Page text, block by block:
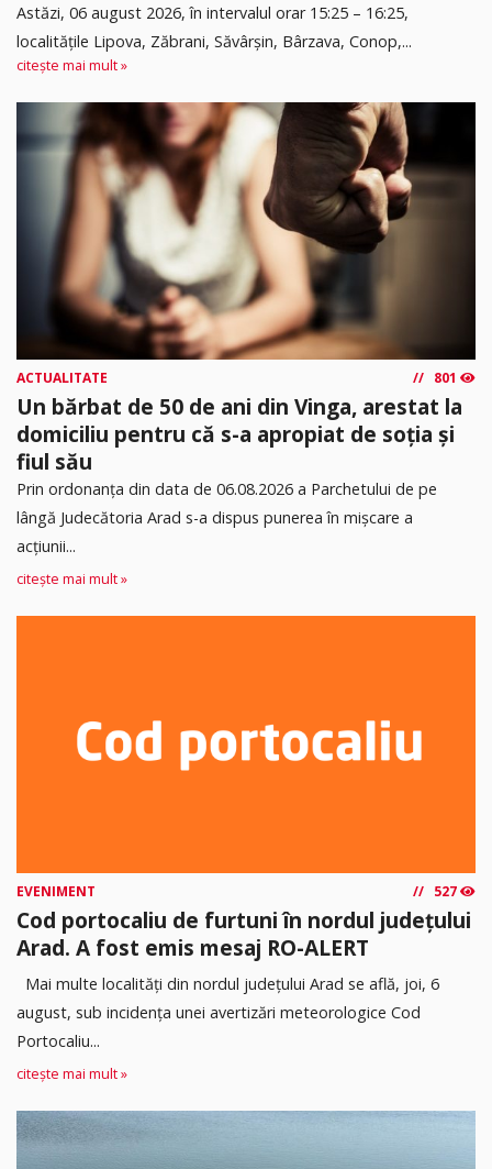
Astăzi, 06 august 2026, în intervalul orar 15:25 – 16:25,
localitățile Lipova, Zăbrani, Săvârșin, Bârzava, Conop,...
citește mai mult »
ACTUALITATE 801
Un bărbat de 50 de ani din Vinga, arestat la
domiciliu pentru că s-a apropiat de soția și
fiul său
Prin ordonanța din data de 06.08.2026 a Parchetului de pe
lângă Judecătoria Arad s-a dispus punerea în mişcare a
acţiunii...
citește mai mult »
EVENIMENT 527
Cod portocaliu de furtuni în nordul județului
Arad. A fost emis mesaj RO-ALERT
Mai multe localități din nordul județului Arad se află, joi, 6
august, sub incidența unei avertizări meteorologice Cod
Portocaliu...
citește mai mult »